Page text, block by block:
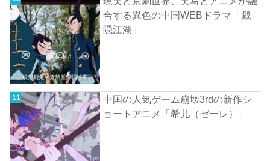
合する異色の中国WEBドラマ「戯
隠江湖」
中国の人気ゲーム崩壊3rdの新作シ
ョートアニメ「希儿（ゼーレ）」